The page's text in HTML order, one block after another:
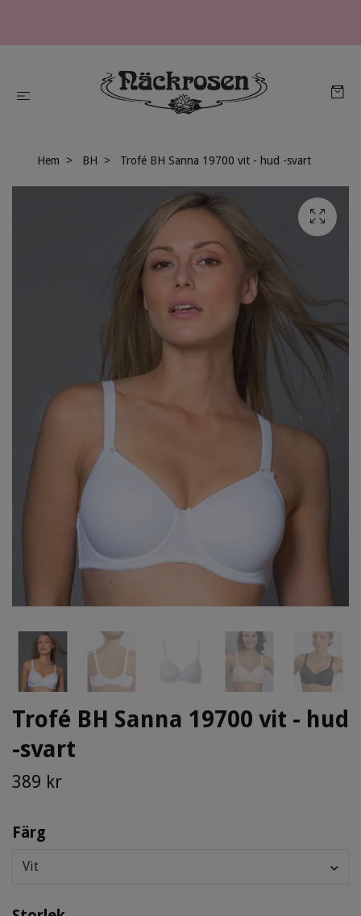
Hem BH Trofé BH Sanna 19700 vit - hud -svart
Trofé BH Sanna 19700 vit - hud
-svart
389 kr
Färg
Vit